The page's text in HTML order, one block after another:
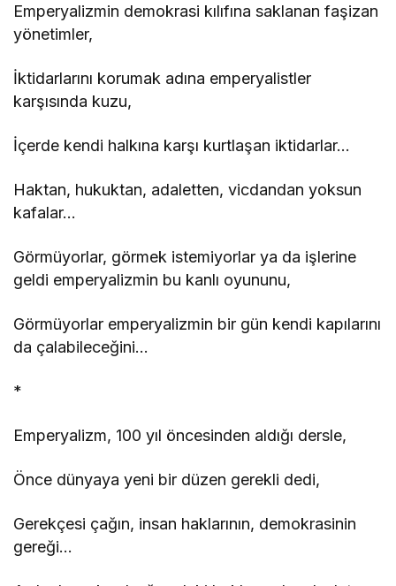
Emperyalizmin demokrasi kılıfına saklanan faşizan
yönetimler,
İktidarlarını korumak adına emperyalistler
karşısında kuzu,
İçerde kendi halkına karşı kurtlaşan iktidarlar…
Haktan, hukuktan, adaletten, vicdandan yoksun
kafalar…
Görmüyorlar, görmek istemiyorlar ya da işlerine
geldi emperyalizmin bu kanlı oyununu,
Görmüyorlar emperyalizmin bir gün kendi kapılarını
da çalabileceğini…
*
Emperyalizm, 100 yıl öncesinden aldığı dersle,
Önce dünyaya yeni bir düzen gerekli dedi,
Gerekçesi çağın, insan haklarının, demokrasinin
gereği…